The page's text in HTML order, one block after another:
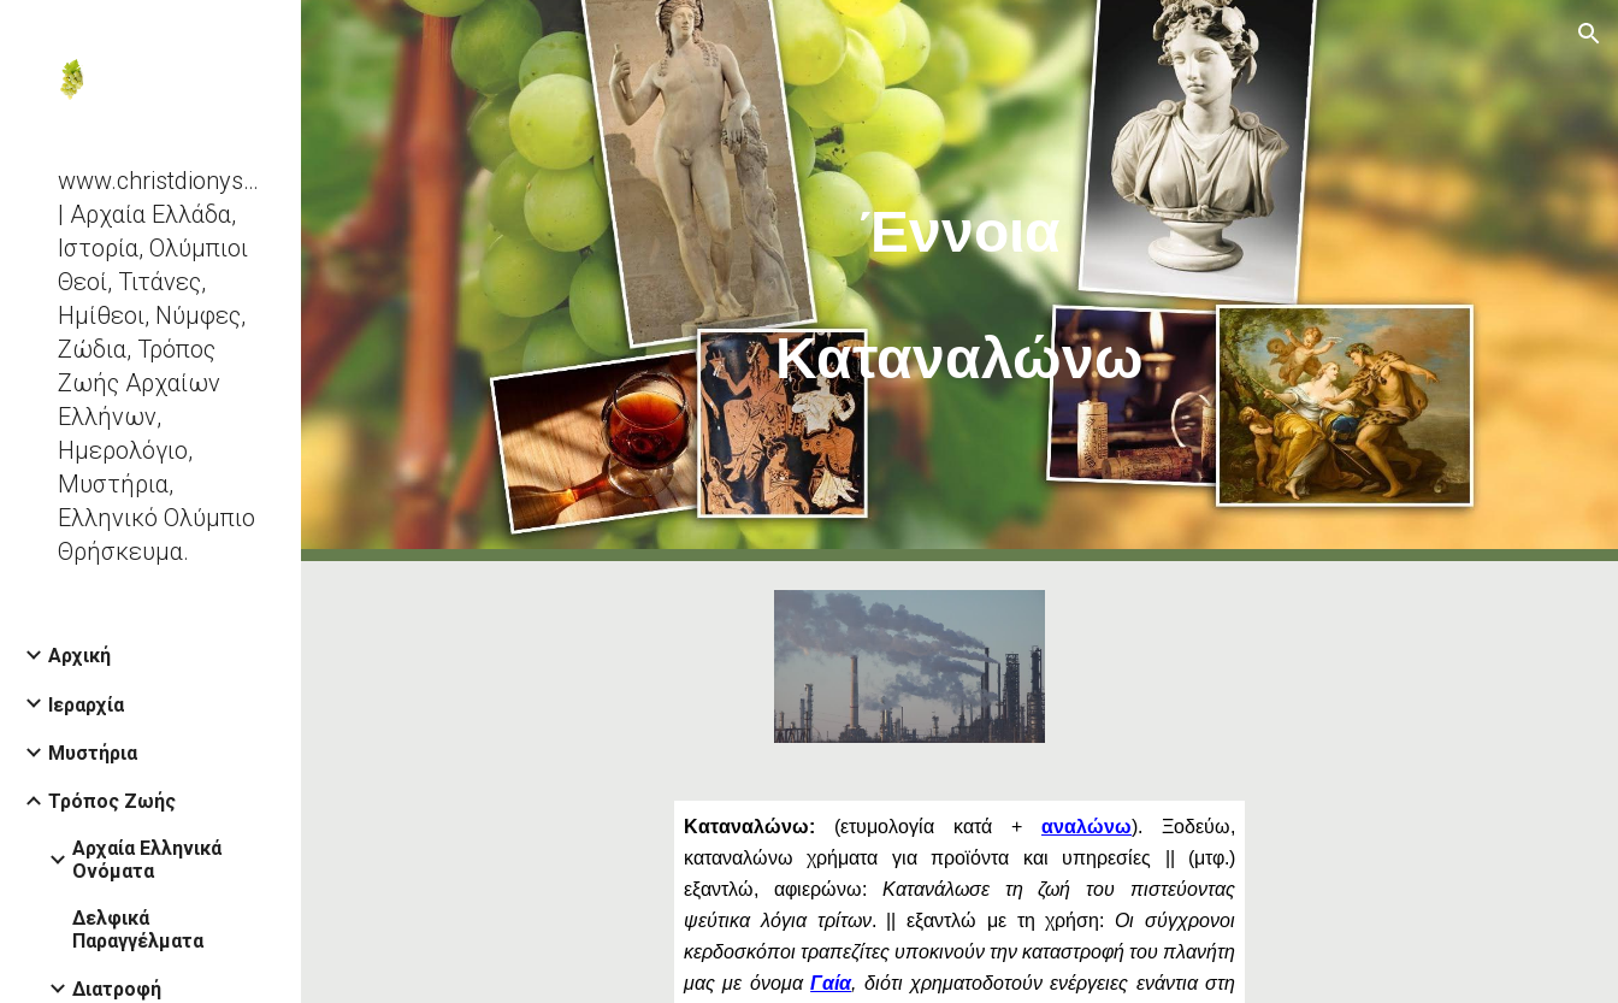
Skip to main content Skip to navigation
www.christdionysos.com
| Αρχαία Ελλάδα,
Ιστορία, Ολύμπιοι
Θεοί, Τιτάνες,
Ημίθεοι, Νύμφες,
Ζώδια, Τρόπος
Ζωής Αρχαίων
Ελλήνων,
Ημερολόγιο,
Μυστήρια,
Ελληνικό Ολύμπιο
Θρήσκευμα.
Αρχική
Ιεραρχία
Μυστήρια
Τρόπος Ζωής
Αρχαία Ελληνικά
Ονόματα
Δελφικά
Παραγγέλματα
Διατροφή
Έννοια
Καταναλώνω
Καταναλώνω: (ετυμολογία κατά +αναλώνω). Ξοδεύω,
καταναλώνω χρήματα για προϊόντα και υπηρεσίες || (μτφ.)
εξαντλώ, αφιερώνω: Κατανάλωσε τη ζωή του πιστεύοντας
ψεύτικα λόγια τρίτων. || εξαντλώ με τη χρήση:Οι σύγχρονοι
κερδοσκόποι τραπεζίτες υποκινούν την καταστροφή του πλανήτη
μας με όνομαΓαία, διότι χρηματοδοτούν ενέργειες ενάντια στη